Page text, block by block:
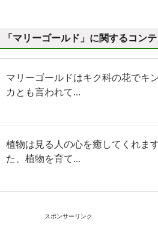
「マリーゴールド」に関するコン
マリーゴールドはキク科の花でキ
カとも言われて...
植物は見る人の心を癒してくれま
た、植物を育て...
スポンサーリンク